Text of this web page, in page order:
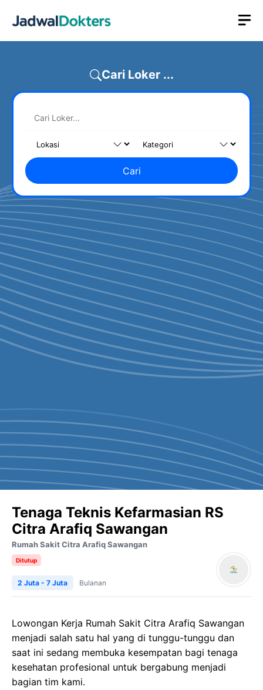
Cari Loker ...
Cari
Tenaga Teknis Kefarmasian RS
Citra Arafiq Sawangan
Rumah Sakit Citra Arafiq Sawangan
Ditutup
2 Juta - 7 Juta Bulanan
Lowongan Kerja Rumah Sakit Citra Arafiq Sawangan
menjadi salah satu hal yang di tunggu-tunggu dan
saat ini sedang membuka kesempatan bagi tenaga
kesehatan profesional untuk bergabung menjadi
bagian tim kami.